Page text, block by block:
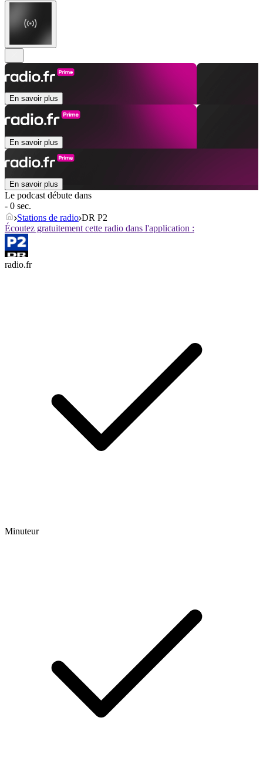
En savoir plus
En savoir plus
En savoir plus
Le podcast débute dans
- 0 sec.
Stations de radio DR P2
Écoutez gratuitement cette radio dans l'application :
radio.fr
Minuteur